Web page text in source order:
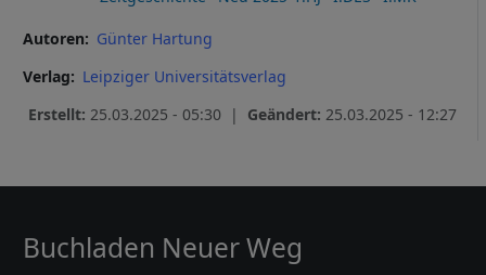
Autoren
Günter Hartung
Verlag
Leipziger Universitätsverlag
Erstellt: 25.03.2025 - 05:30 | Geändert: 25.03.2025 - 12:27
Buchladen Neuer Weg